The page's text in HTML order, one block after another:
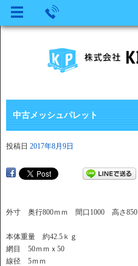
中古メッシュパレット
投稿日 2017年8月9日
外寸 奥行800ｍｍ 間口1000 高さ850
本体重量 約42.5ｋｇ
網目 50ｍｍｘ50
線径 5ｍｍ